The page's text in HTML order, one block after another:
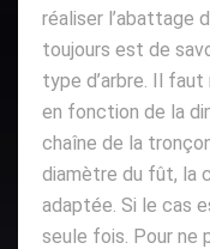
réaliser l’abattage
toujours est de
type d’arbre. Il
en fonction de la
chaîne de la
diamètre du fût, la
adaptée. Si le cas
seule fois. Pour ne